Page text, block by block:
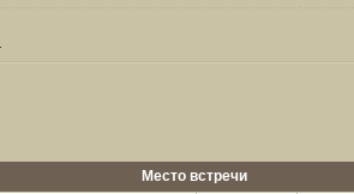
Место встречи